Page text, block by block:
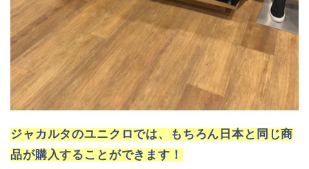
ジャカルタのユニクロでは、もちろん日本と同じ商
品が購入することができます！